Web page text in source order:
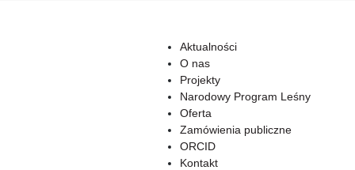
Aktualności
O nas
Projekty
Narodowy Program Leśny
Oferta
Zamówienia publiczne
ORCID
Kontakt